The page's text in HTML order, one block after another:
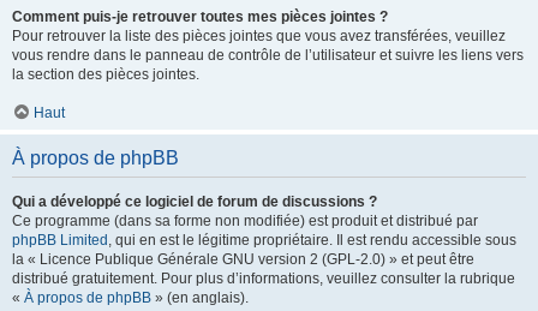
Comment puis-je retrouver toutes mes pièces jointes ?
Pour retrouver la liste des pièces jointes que vous avez transférées, veuillez
vous rendre dans le panneau de contrôle de l’utilisateur et suivre les liens vers
la section des pièces jointes.
Haut
À propos de phpBB
Qui a développé ce logiciel de forum de discussions ?
Ce programme (dans sa forme non modifiée) est produit et distribué par
phpBB Limited , qui en est le légitime propriétaire. Il est rendu accessible sous
la « Licence Publique Générale GNU version 2 (GPL-2.0) » et peut être
distribué gratuitement. Pour plus d’informations, veuillez consulter la rubrique
« À propos de phpBB » (en anglais).